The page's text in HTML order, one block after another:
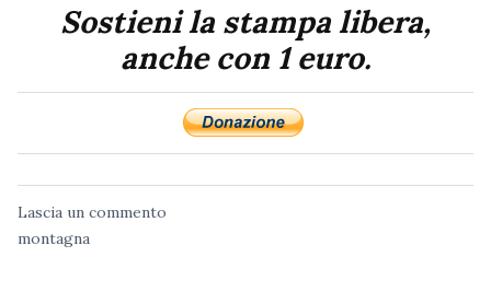
Sostieni la stampa libera,
anche con 1 euro.
Lascia un commento
montagna